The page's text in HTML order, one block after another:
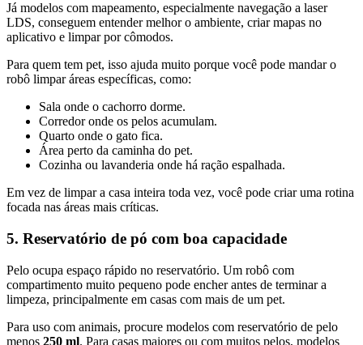
Já modelos com mapeamento, especialmente navegação a laser
LDS, conseguem entender melhor o ambiente, criar mapas no
aplicativo e limpar por cômodos.
Para quem tem pet, isso ajuda muito porque você pode mandar o
robô limpar áreas específicas, como:
Sala onde o cachorro dorme.
Corredor onde os pelos acumulam.
Quarto onde o gato fica.
Área perto da caminha do pet.
Cozinha ou lavanderia onde há ração espalhada.
Em vez de limpar a casa inteira toda vez, você pode criar uma rotina
focada nas áreas mais críticas.
5. Reservatório de pó com boa capacidade
Pelo ocupa espaço rápido no reservatório. Um robô com
compartimento muito pequeno pode encher antes de terminar a
limpeza, principalmente em casas com mais de um pet.
Para uso com animais, procure modelos com reservatório de pelo
menos 250 ml. Para casas maiores ou com muitos pelos, modelos